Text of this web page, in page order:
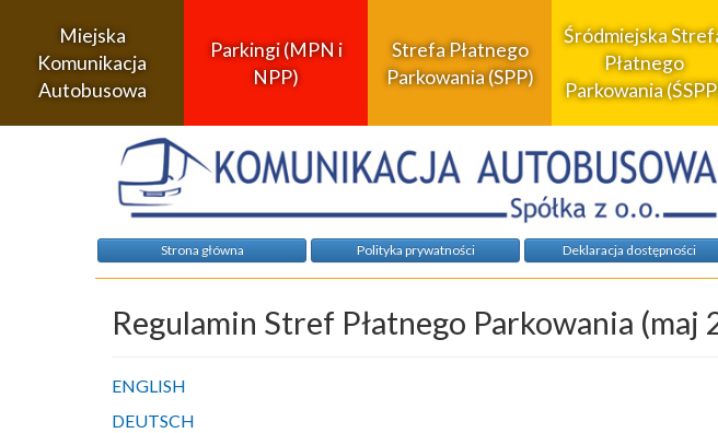
Miejska
Komunikacja
Autobusowa
Parkingi (MPN i
NPP)
Strefa Płatnego
Parkowania (SPP)
Śródmiejska
Płatnego
Parkowania
Strona główna Polityka prywatności Deklaracja dostępności
Regulamin Stref Płatnego Parkowania (maj
ENGLISH
DEUTSCH